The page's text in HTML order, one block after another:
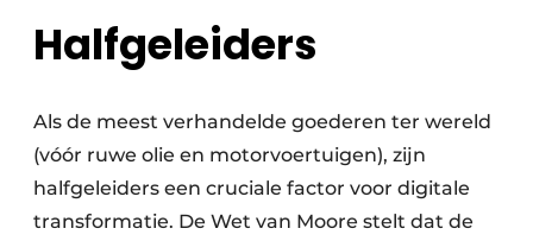
Halfgeleiders
Als de meest verhandelde goederen ter wereld
(vóór ruwe olie en motorvoertuigen), zijn
halfgeleiders een cruciale factor voor digitale
transformatie. De Wet van Moore stelt dat de